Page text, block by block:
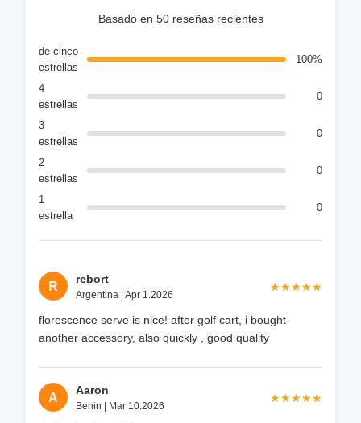
Basado en 50 reseñas recientes
de cinco
estrellas
100%
4
estrellas
0
3
estrellas
0
2
estrellas
0
1
estrella
0
R
rebort
Argentina | Apr 1.2026
★★★★★
★★★★★
florescence serve is nice! after golf cart, i bought
another accessory, also quickly , good quality
A
Aaron
Benin | Mar 10.2026
★★★★★
★★★★★